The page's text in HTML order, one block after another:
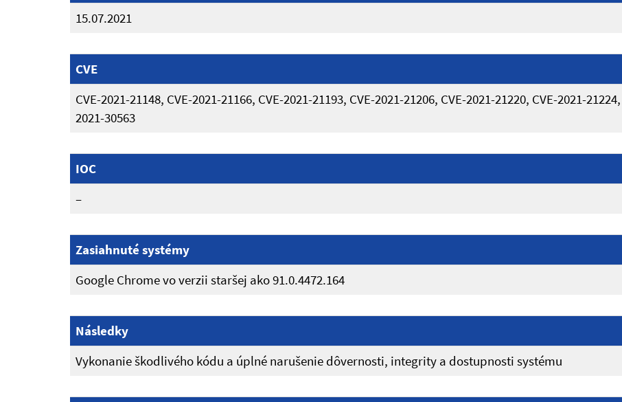
15.07.2021
CVE
CVE-2021-21148, CVE-2021-21166, CVE-2021-21193, CVE-2021-21206, CVE-2021-21220, CVE-2021-
2021-30563
IOC
–
Zasiahnuté systémy
Google Chrome vo verzii staršej ako 91.0.4472.164
Následky
Vykonanie škodlivého kódu a úplné narušenie dôvernosti, integrity a dostupnosti systému